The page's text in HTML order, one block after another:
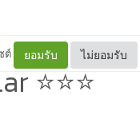
ต์ ยอมรับ ไม่ยอมรับ
⭐⭐⭐